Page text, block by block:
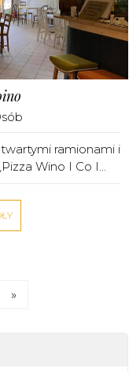
ramionami i
Wino I Co I...
»